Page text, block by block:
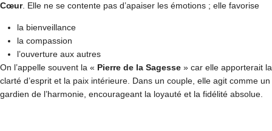
Cœur. Elle ne se contente pas d’apaiser les émotions ; elle favorise
la bienveillance
la compassion
l’ouverture aux autres
On l’appelle souvent la « Pierre de la Sagesse » car elle apporterait la
clarté d’esprit et la paix intérieure. Dans un couple, elle agit comme un
gardien de l’harmonie, encourageant la loyauté et la fidélité absolue.